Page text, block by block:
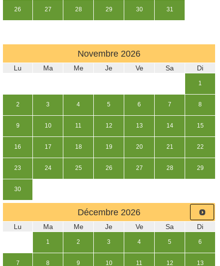
26 27 28 29 30 31
Novembre 2026
Lu Ma Me Je Ve Sa Di
1
2 3 4 5 6 7 8
9 10 11 12 13 14 15
16 17 18 19 20 21 22
23 24 25 26 27 28 29
30
Décembre 2026
Lu Ma Me Je Ve Sa Di
1 2 3 4 5 6
7 8 9 10 11 12 13